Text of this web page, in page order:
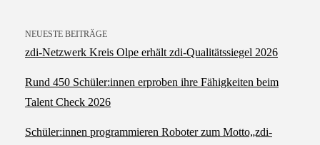
NEUESTE BEITRÄGE
zdi‑Netzwerk Kreis Olpe erhält zdi‑Qualitätssiegel 2026
Rund 450 Schüler:innen erproben ihre Fähigkeiten beim
Talent Check 2026
Schüler:innen programmieren Roboter zum Motto„zdi-